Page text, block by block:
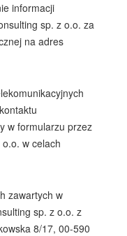
informacji
sp. z o.o. za
na adres
w formularzu przez
w celach
zawartych w
sp. z o.o. z
8/17, 00-590